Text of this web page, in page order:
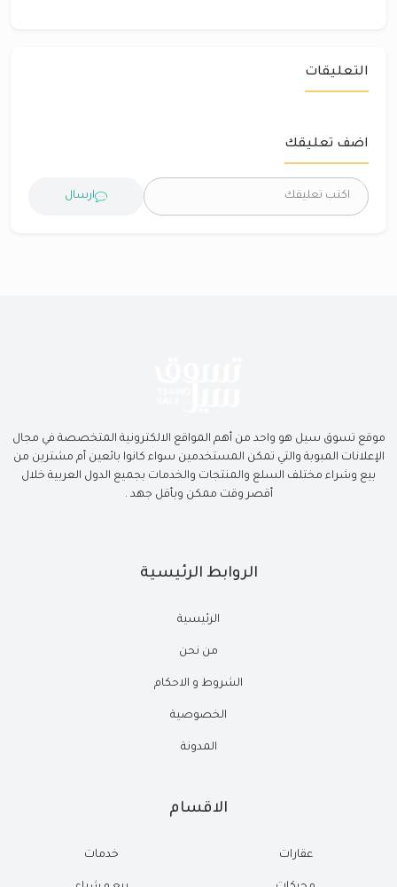
التعليقات
اضف تعليقك
ارسال
موقع تسوق سيل هو واحد من أهم المواقع الالكترونية المتخصصة في مجال
الإعلانات المبوبة والتي تمكن المستخدمين سواء كانوا بائعين أم مشترين من
بيع وشراء مختلف السلع والمنتجات والخدمات بجميع الدول العربية خلال
أقصر وقت ممكن وبأقل جهد .
الروابط الرئيسية
الرئيسية
من نحن
الشروط و الاحكام
الخصوصية
المدونة
الاقسام
عقارات خدمات